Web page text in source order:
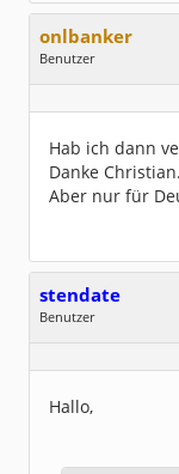
onlbanker
Benutzer
Geschlecht:
Dabei seit:
05 /
Hab ich dann
Danke Christian.
Aber nur für
stendate
Benutzer
Dabei seit:
10 /
Hallo,